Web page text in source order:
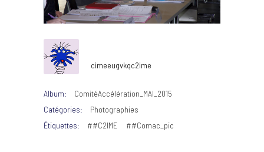
cimeeugvkqc2ime
Album:
ComitéAccélération_MAI_2015
Catégories:
Photographies
Étiquettes:
##C2IME ##Comac_pic